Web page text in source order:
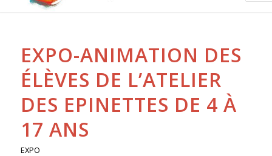
EXPO-ANIMATION DES
ÉLÈVES DE L’ATELIER
DES EPINETTES DE 4 À
17 ANS
EXPO